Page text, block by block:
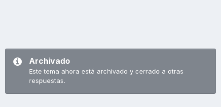
Archivado
Este tema ahora está archivado y cerrado a otras
respuestas.